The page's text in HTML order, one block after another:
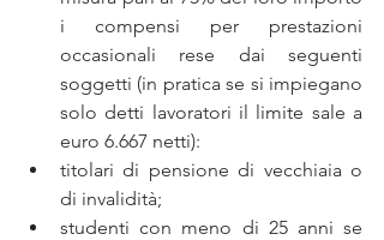
i compensi per prestazioni
occasionali rese dai seguenti
soggetti (in pratica se si impiegano
solo detti lavoratori il limite sale a
euro 6.667 netti):
titolari di pensione di vecchiaia o
di invalidità;
studenti con meno di 25 anni se